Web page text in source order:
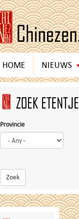
HOME NIEUWS
ZOEK ETENTJE
Provincie
Zoek